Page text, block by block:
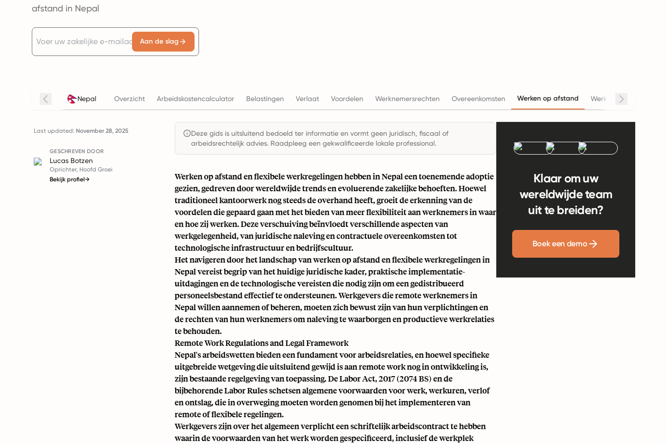
afstand in Nepal
Aan de slag
Nepal Overzicht Arbeidskostencalculator Belastingen Verlaat Voordelen Werknemersrechten Overeenkomsten Werken op afstand Werkuren
Last updated: November 28, 2025
GESCHREVEN DOOR
Lucas Botzen
Oprichter, Hoofd Groei
Bekijk profiel→
Deze gids is uitsluitend bedoeld ter informatie en vormt geen juridisch, fiscaal of
arbeidsrechtelijk advies. Raadpleeg een gekwalificeerde lokale professional.
Werken op afstand en flexibele werkregelingen hebben in Nepal een toenemende adoptie
gezien, gedreven door wereldwijde trends en evoluerende zakelijke behoeften. Hoewel
traditioneel kantoorwerk nog steeds de overhand heeft, groeit de erkenning van de
voordelen die gepaard gaan met het bieden van meer flexibiliteit aan werknemers in waar
en hoe zij werken. Deze verschuiving beïnvloedt verschillende aspecten van
werkgelegenheid, van juridische naleving en contractuele overeenkomsten tot
technologische infrastructuur en bedrijfscultuur.
Het navigeren door het landschap van werken op afstand en flexibele werkregelingen in
Nepal vereist begrip van het huidige juridische kader, praktische implementatie-
uitdagingen en de technologische vereisten die nodig zijn om een gedistribueerd
personeelsbestand effectief te ondersteunen. Werkgevers die remote werknemers in
Nepal willen aannemen of beheren, moeten zich bewust zijn van hun verplichtingen en
de rechten van hun werknemers om naleving te waarborgen en productieve werkrelaties
te behouden.
Remote Work Regulations and Legal Framework
Nepal's arbeidswetten bieden een fundament voor arbeidsrelaties, en hoewel specifieke
uitgebreide wetgeving die uitsluitend gewijd is aan remote work nog in ontwikkeling is,
zijn bestaande regelgeving van toepassing. De Labor Act, 2017 (2074 BS) en de
bijbehorende Labor Rules schetsen algemene voorwaarden voor werk, werkuren, verlof
en ontslag, die in overweging moeten worden genomen bij het implementeren van
remote of flexibele regelingen.
Werkgevers zijn over het algemeen verplicht een schriftelijk arbeidscontract te hebben
waarin de voorwaarden van het werk worden gespecificeerd, inclusief de werkplek
Klaar om uw
wereldwijde team
uit te breiden?
Boek een demo